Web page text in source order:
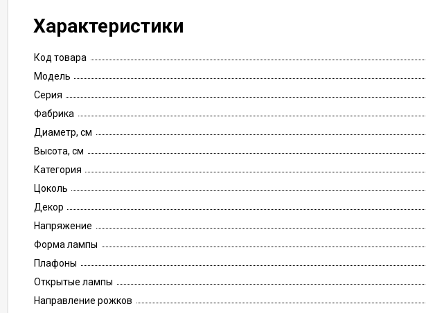
Характеристики
Код товара
Модель
Серия
Фабрика
Диаметр, см
Высота, см
Категория
Цоколь
Декор
Напряжение
Форма лампы
Плафоны
Открытые лампы
Направление рожков